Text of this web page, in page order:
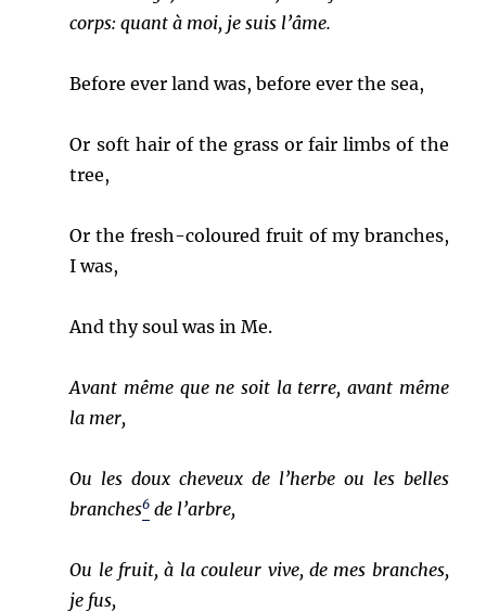
corps: quant à moi, je suis l’âme.
Before ever land was, before ever the sea,
Or soft hair of the grass or fair limbs of the
tree,
Or the fresh-coloured fruit of my branches,
I was,
And thy soul was in Me.
Avant même que ne soit la terre, avant même
la mer,
Ou les doux cheveux de l’herbe ou les belles
branches6 de l’arbre,
Ou le fruit, à la couleur vive, de mes branches,
je fus,